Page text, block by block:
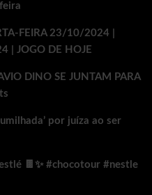
FEIRA 23/10/2024 |
| JOGO DE HOJE
DINO SE JUNTAM PARA
por juíza ao ser
🍫✨ #chocotour #nestle